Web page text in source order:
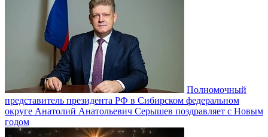
Полномочный
представитель президента РФ в Сибирском федеральном
округе Анатолий Анатольевич Серышев поздравляет с Новым
годом